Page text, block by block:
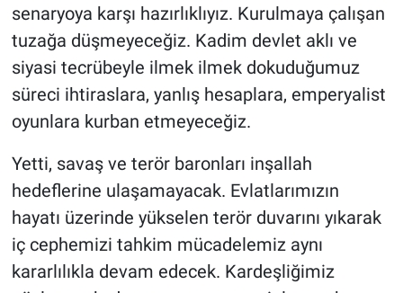
senaryoya karşı hazırlıklıyız. Kurulmaya çalışan
tuzağa düşmeyeceğiz. Kadim devlet aklı ve
siyasi tecrübeyle ilmek ilmek dokuduğumuz
süreci ihtiraslara, yanlış hesaplara, emperyalist
oyunlara kurban etmeyeceğiz.
Yetti, savaş ve terör baronları inşallah
hedeflerine ulaşamayacak. Evlatlarımızın
hayatı üzerinde yükselen terör duvarını yıkarak
iç cephemizi tahkim mücadelemiz aynı
kararlılıkla devam edecek. Kardeşliğimiz